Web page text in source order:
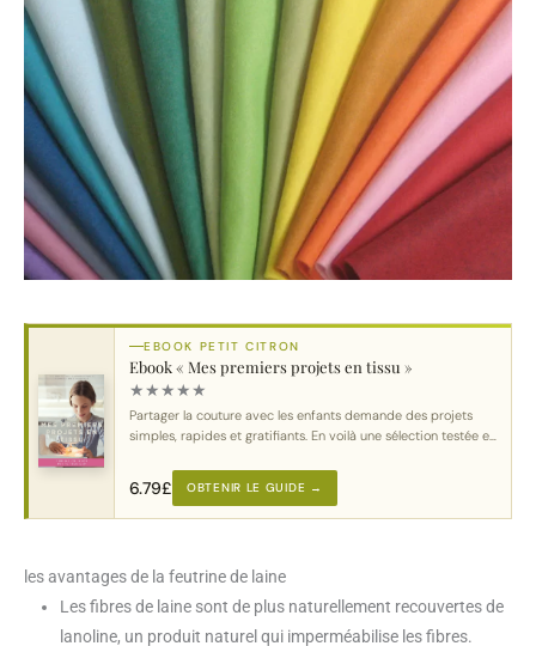
EBOOK PETIT CITRON
Ebook « Mes premiers projets en tissu »
★★★★★
Partager la couture avec les enfants demande des projets
simples, rapides et gratifiants. En voilà une sélection testée et
6.79£ OBTENIR LE GUIDE →
les avantages de la feutrine de laine
Les fibres de laine sont de plus naturellement recouvertes de
lanoline, un produit naturel qui imperméabilise les fibres.